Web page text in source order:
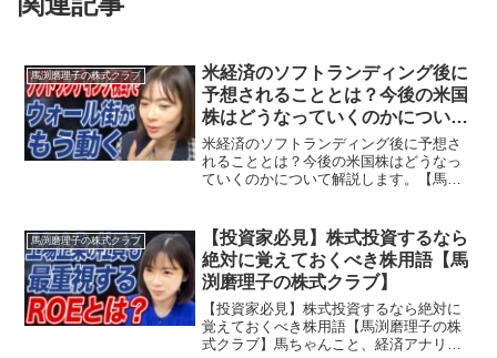
馬渕磨理子の株式クラブ
米経済のソフトランディング後に
予想されることとは？今後の米国
株はどうなっていくのかについて
解説します。【馬渕磨理子の株式
クラブ】
米経済のソフトランディング後に予想さ
れることとは？今後の米国株はどうなっ
ていくのかについて解説します。【馬渕
クラブの皆さん、今日も見てくれてあり
がとうございます😊本日は...
馬渕磨理子の株式クラブ
【投資家必見】株式投資するなら
絶対に覚えておくべき株用語【馬
渕磨理子の株式クラブ】
【投資家必見】株式投資するなら絶対に
覚えておくべき株用語【馬渕磨理子の株
式クラブ】馬ちゃんこと、経済アナリス